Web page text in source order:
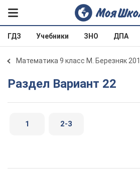
ГДЗ Учебники ЗНО ДПА
Математика 9 класс М. Березняк
Раздел Вариант 22
1 2-3